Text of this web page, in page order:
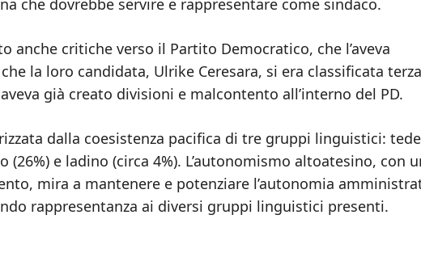
anche critiche verso il Partito Democratico, che l’aveva
la loro candidata, Ulrike Ceresara, si era classificata
già creato divisioni e malcontento all’interno del PD.
dalla coesistenza pacifica di tre gruppi linguistici:
(26%) e ladino (circa 4%). L’autonomismo altoatesino, con
mira a mantenere e potenziare l’autonomia
rappresentanza ai diversi gruppi linguistici presenti.